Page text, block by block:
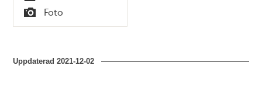
Tid
Typ
Foto
Uppdaterad2021-12-02